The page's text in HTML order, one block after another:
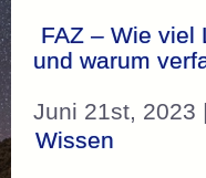
FAZ – Wie viel
und warum
Juni 21st, 2023 |
Wissen